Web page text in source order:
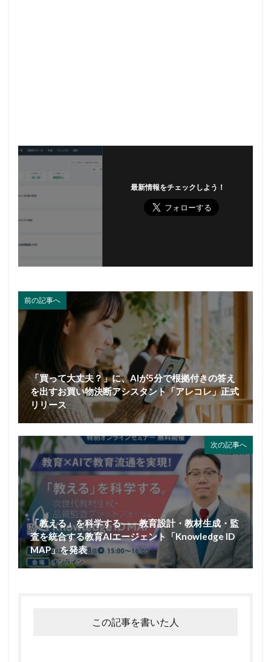
最新情報をチェックしよう！
前の記事へ
「買って大丈夫？」に、AIが5分で根拠付きの答え
を出すお買い物決断アシスタント「アレコレ」正式
リリース
次の記事へ
「教える」を科学する――教育設計・教材生成・監
査を統合する教育AIエージェント「Knowledge ID
MAP」を発表
この記事を書いた人